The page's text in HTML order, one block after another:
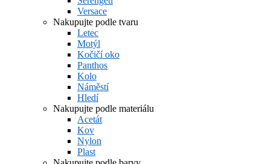
Versace
Nakupujte podle tvaru
Letec
Motýl
Kočičí oko
Panthos
Kolo
Náměstí
Hledí
Nakupujte podle materiálu
Acetát
Kov
Nylon
Plast